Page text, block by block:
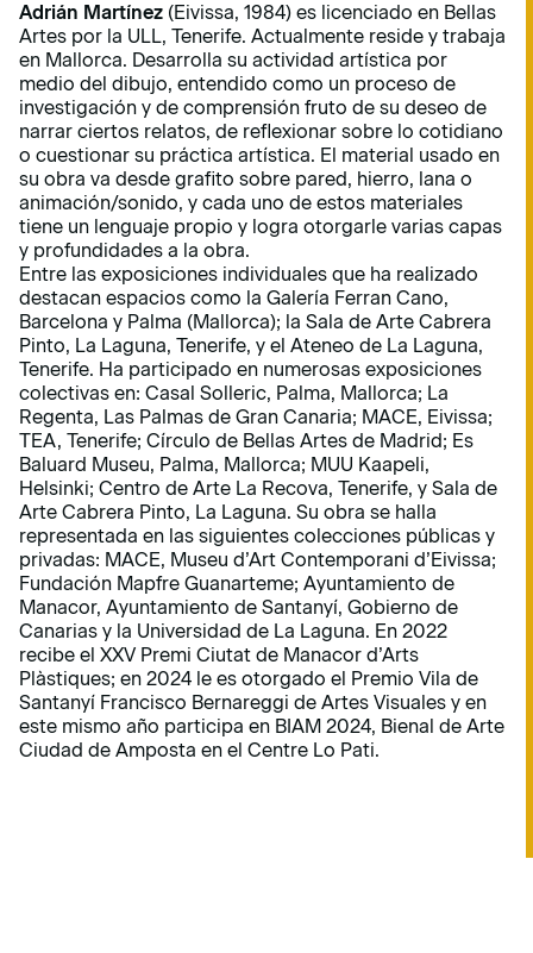
Adrián Martínez (Eivissa, 1984) es licenciado en Bellas
Artes por la ULL, Tenerife. Actualmente reside y trabaja
en Mallorca. Desarrolla su actividad artística por
medio del dibujo, entendido como un proceso de
investigación y de comprensión fruto de su deseo de
narrar ciertos relatos, de reflexionar sobre lo cotidiano
o cuestionar su práctica artística. El material usado en
su obra va desde grafito sobre pared, hierro, lana o
animación/sonido, y cada uno de estos materiales
tiene un lenguaje propio y logra otorgarle varias capas
y profundidades a la obra.
Entre las exposiciones individuales que ha realizado
destacan espacios como la Galería Ferran Cano,
Barcelona y Palma (Mallorca); la Sala de Arte Cabrera
Pinto, La Laguna, Tenerife, y el Ateneo de La Laguna,
Tenerife. Ha participado en numerosas exposiciones
colectivas en: Casal Solleric, Palma, Mallorca; La
Regenta, Las Palmas de Gran Canaria; MACE, Eivissa;
TEA, Tenerife; Círculo de Bellas Artes de Madrid; Es
Baluard Museu, Palma, Mallorca; MUU Kaapeli,
Helsinki; Centro de Arte La Recova, Tenerife, y Sala de
Arte Cabrera Pinto, La Laguna. Su obra se halla
representada en las siguientes colecciones públicas y
privadas: MACE, Museu d’Art Contemporani d’Eivissa;
Fundación Mapfre Guanarteme; Ayuntamiento de
Manacor, Ayuntamiento de Santanyí, Gobierno de
Canarias y la Universidad de La Laguna. En 2022
recibe el XXV Premi Ciutat de Manacor d’Arts
Plàstiques; en 2024 le es otorgado el Premio Vila de
Santanyí Francisco Bernareggi de Artes Visuales y en
este mismo año participa en BIAM 2024, Bienal de Arte
Ciudad de Amposta en el Centre Lo Pati.